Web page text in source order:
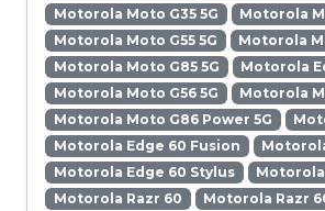
Motorola Moto G35 5G
Motorola
Motorola Moto G55 5G
Motorola
Motorola Moto G85 5G
Motorola
Motorola Moto G56 5G
Motorola
Motorola Moto G86 Power 5G
Motorola Edge 60 Fusion
Motorola Edge 60 Stylus
Motorola
Motorola Razr 60
Motorola Razr